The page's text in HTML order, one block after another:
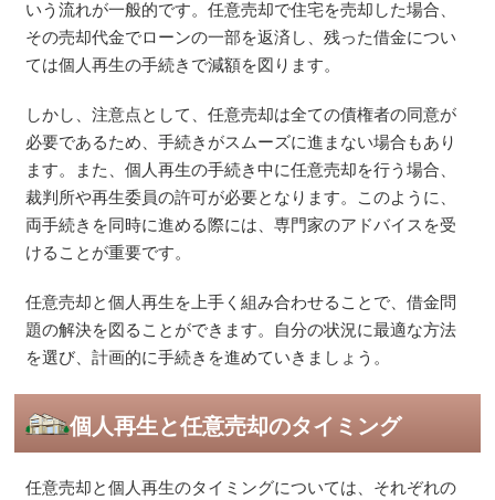
いう流れが一般的です。任意売却で住宅を売却した場合、
その売却代金でローンの一部を返済し、残った借金につい
ては個人再生の手続きで減額を図ります​​。
しかし、注意点として、任意売却は全ての債権者の同意が
必要であるため、手続きがスムーズに進まない場合もあり
ます。また、個人再生の手続き中に任意売却を行う場合、
裁判所や再生委員の許可が必要となります。このように、
両手続きを同時に進める際には、専門家のアドバイスを受
けることが重要です​​。
任意売却と個人再生を上手く組み合わせることで、借金問
題の解決を図ることができます。自分の状況に最適な方法
を選び、計画的に手続きを進めていきましょう。
個人再生と任意売却のタイミング
任意売却と個人再生のタイミングについては、それぞれの